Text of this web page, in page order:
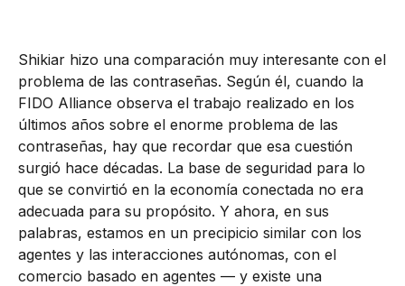
Shikiar hizo una comparación muy interesante con el
problema de las contraseñas. Según él, cuando la
FIDO Alliance observa el trabajo realizado en los
últimos años sobre el enorme problema de las
contraseñas, hay que recordar que esa cuestión
surgió hace décadas. La base de seguridad para lo
que se convirtió en la economía conectada no era
adecuada para su propósito. Y ahora, en sus
palabras, estamos en un precipicio similar con los
agentes y las interacciones autónomas, con el
comercio basado en agentes — y existe una